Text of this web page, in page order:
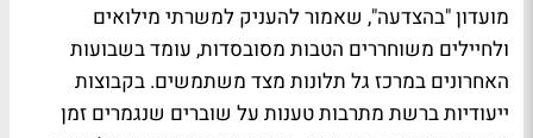
מועדון "בהצדעה", שאמור להעניק למשרתי מילואים
ולחיילים משוחררים הטבות מסובסדות, עומד בשבועות
האחרונים במרכז גל תלונות מצד משתמשים. בקבוצות
ייעודיות ברשת מתרבות טענות על שוברים שנגמרים זמן